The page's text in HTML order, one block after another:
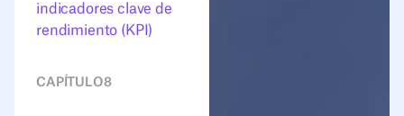
indicadores clave de
rendimiento (KPI)
CAPÍTULO8